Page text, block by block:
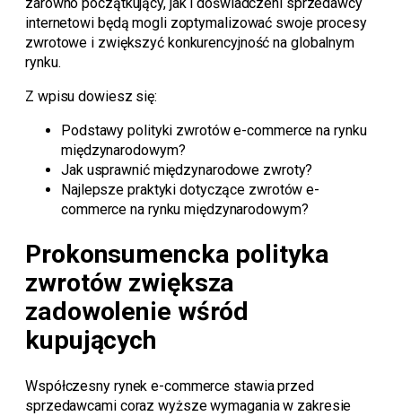
internetowi będą mogli zoptymalizować swoje procesy
zwrotowe i zwiększyć konkurencyjność na globalnym
rynku.
Z wpisu dowiesz się:
Podstawy polityki zwrotów e-commerce na rynku
międzynarodowym?
Jak usprawnić międzynarodowe zwroty?
Najlepsze praktyki dotyczące zwrotów e-
commerce na rynku międzynarodowym?
Prokonsumencka polityka
zwrotów zwiększa
zadowolenie wśród
kupujących
Współczesny rynek e-commerce stawia przed
sprzedawcami coraz wyższe wymagania w zakresie